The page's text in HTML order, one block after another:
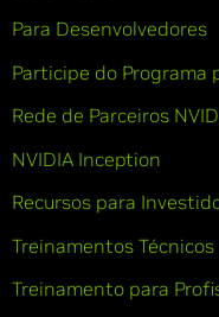
Para Desenvolvedores
Participe do Programa
Rede de Parceiros
NVIDIA Inception
Recursos para
Treinamentos Técnicos
Treinamento para